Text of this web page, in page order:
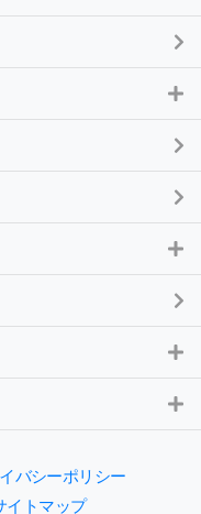
バシーポリシー
イトマップ